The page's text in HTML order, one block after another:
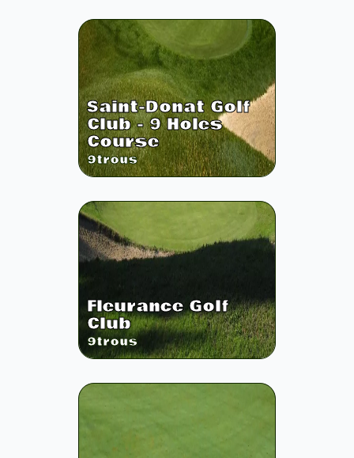
Saint-Donat Golf
Club - 9 Holes
Course
9trous
Fleurance Golf
Club
9trous